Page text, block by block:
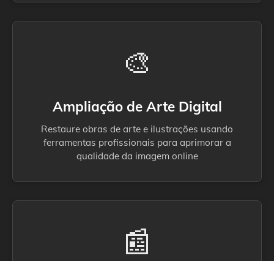
🎨
Ampliação de Arte Digital
Restaure obras de arte e ilustrações usando
ferramentas profissionais para aprimorar a
qualidade da imagem online
📰